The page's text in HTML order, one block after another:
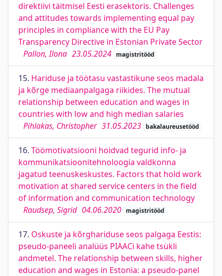
direktiivi täitmisel Eesti erasektoris. Challenges
and attitudes towards implementing equal pay
principles in compliance with the EU Pay
Transparency Directive in Estonian Private Sector
Pallon, Ilona 23.05.2024 magistritööd
15. Hariduse ja töötasu vastastikune seos madala
ja kõrge mediaanpalgaga riikides. The mutual
relationship between education and wages in
countries with low and high median salaries
Pihlakas, Christopher 31.05.2023 bakalaureusetööd
16. Töömotivatsiooni hoidvad tegurid info- ja
kommunikatsioonitehnoloogia valdkonna
jagatud teenuskeskustes. Factors that hold work
motivation at shared service centers in the field
of information and communication technology
Raudsep, Sigrid 04.06.2020 magistritööd
17. Oskuste ja kõrghariduse seos palgaga Eestis:
pseudo-paneeli analüüs PIAACi kahe tsükli
andmetel. The relationship between skills, higher
education and wages in Estonia: a pseudo-panel